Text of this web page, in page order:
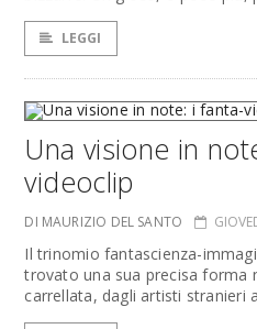
LEGGI
Una visione in
videoclip
DI MAURIZIO DEL SANTO
Il trinomio fantascienza-
trovato una sua precisa forma
carrellata, dagli artisti stranieri